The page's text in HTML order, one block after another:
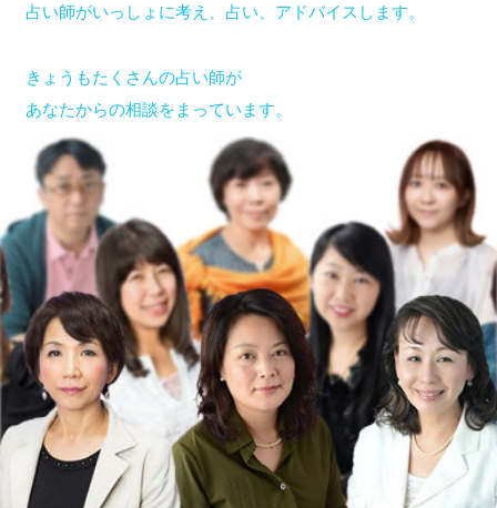
占い師がいっしょに考え、占い、アドバイスします。
きょうもたくさんの占い師が
あなたからの相談をまっています。